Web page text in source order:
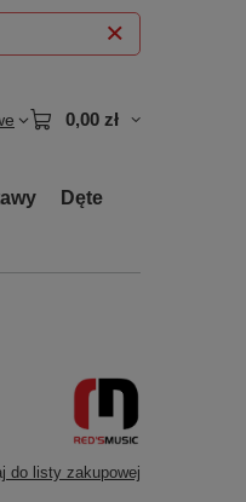
0,00 zł
Dęte
do listy zakupowej